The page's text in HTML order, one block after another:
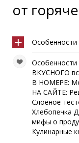
от
Особенности
ВКУСНОГО
В НОМЕРЕ:
НА САЙТЕ:
Слоеное
Хлебопечка
мифы о
Кулинарные